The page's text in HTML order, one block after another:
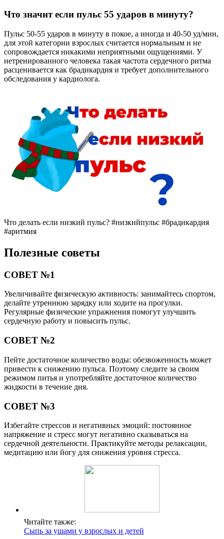
Что значит если пульс 55 ударов в минуту?
Пульс 50-55 ударов в минуту в покое, а иногда и 40-50 уд/мин,
для этой категории взрослых считается нормальным и не
сопровождается никакими неприятными ощущениями. У
нетренированного человека такая частота сердечного ритма
расценивается как брадикардия и требует дополнительного
обследования у кардиолога.
Что делать если низкий пульс? #низкийпульс #брадикардия
#аритмия
Полезные советы
СОВЕТ №1
Увеличивайте физическую активность: занимайтесь спортом,
делайте утреннюю зарядку или ходите на прогулки.
Регулярные физические упражнения помогут улучшить
сердечную работу и повысить пульс.
СОВЕТ №2
Пейте достаточное количество воды: обезвоженность может
привести к снижению пульса. Поэтому следите за своим
режимом питья и употребляйте достаточное количество
жидкости в течение дня.
СОВЕТ №3
Избегайте стрессов и негативных эмоций: постоянное
напряжение и стресс могут негативно сказываться на
сердечной деятельности. Практикуйте методы релаксации,
медитацию или йогу для снижения уровня стресса.
Читайте также:
Сыпь за ушами у взрослых и детей